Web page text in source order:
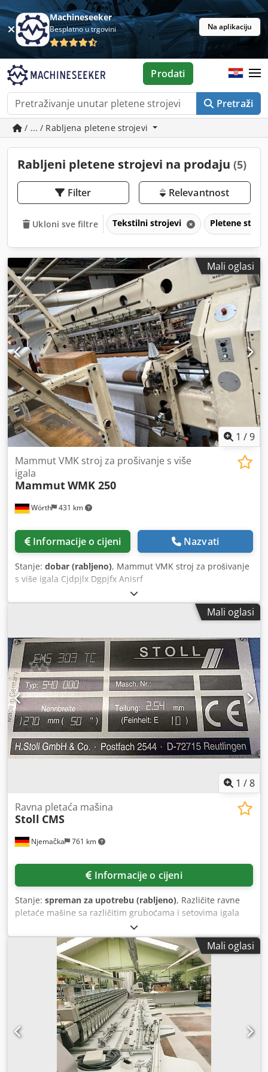
Machineseeker
Besplatno u trgovini Na aplikaciju
Pretraži
Prodati
/ ... / Rabljena pletene strojevi
Rabljeni pletene strojevi na prodaju (5)
Filter Relevantnost
Ukloni sve filtre Tekstilni strojevi Pletene
Mali oglasi
1 /9
Wörth 431 km
Mammut VMK stroj za prošivanje s više
igala
MammutWMK 250
Informacije o cijeni Nazvati
Stanje: dobar (rabljeno), Mammut VMK stroj za prošivanje
s više igala Cjdpjlx Dgpjfx Anisrf
Mali oglasi
1 /8
Njemačka 761 km
Ravna pletaća mašina
Stoll CMS
Informacije o cijeni
Stanje: spreman za upotrebu (rabljeno), Različite ravne
pletaće mašine sa različitim gruboćama i setovima igala
Groz-Beckert dostupne su za prodaju. 1) Stoll CMS 303 TC,
gruboća: E10, radna širina: 1270 mm, set igala: 10. 2) Stoll
CMS 303 TC, gruboća: E10, radna širina: 1270 mm, set
igala: 10. 3) Stoll CMS 303 TC, gruboća: E12, radna širina:
1270 mm, set igala: 12. 4) Stoll CMS 303 TC, gruboća: E10,
radna širina: 1270 mm, set igala: 10. 5) Stoll CMS 340 TC,
gruboća: E12, set igala: 12. 6) Stoll CMS 411, gruboća: E10,
set igala: 10. 7) Stoll CMS 422 TC, gruboća: E12, set igala:
12. 8) Stoll CMS 422 TC, gruboća: E12, set igala: 12. Credpfx
Aney Igb Djisf 9) Stoll CMS 422.6, gruboća: E12, set igala:
10. 10) Stoll CMS 422.6, gruboća: E12, set igala: 10. 11) Stoll
CMS 422.6, gruboća: E14. 12) Stoll CMS 422.6, gruboća:
Mali oglasi